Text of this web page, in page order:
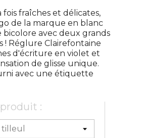
fraîches et délicates,
de la marque en blanc
avec deux grands
! Réglure Clairefontaine
d'écriture en violet et
de glisse unique.
avec une étiquette
: